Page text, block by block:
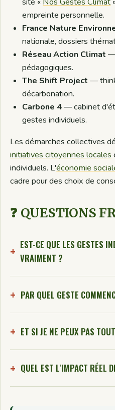
empreinte personnelle.
France Nature
nationale, dossiers
Réseau Action Climat —
pédagogiques.
The Shift Project —
décarbonation.
Carbone 4— cabinet
gestes individuels.
Les démarches collectives
initiatives citoyennes locales
individuels. L'économie
cadre pour des choix de
❓ QUESTIONS
EST-CE QUE LES GESTES
VRAIMENT ?
PAR QUEL GESTE
ET SI JE NE PEUX PAS
QUEL EST L'IMPACT RÉEL